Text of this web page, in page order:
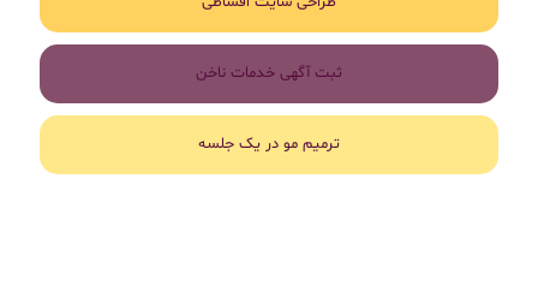
ثبت آگهی خدمات ناخن
ترمیم مو در یک جلسه